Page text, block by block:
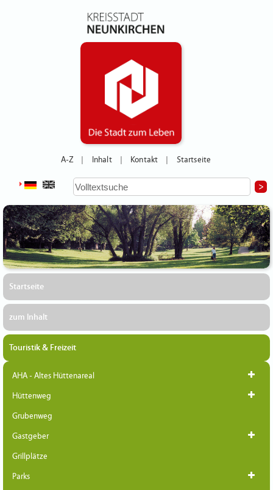
A-Z Inhalt Kontakt Startseite
Startseite
zum Inhalt
Touristik & Freizeit
AHA - Altes Hüttenareal
Hüttenweg
Grubenweg
Gastgeber
Grillplätze
Parks